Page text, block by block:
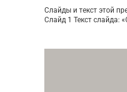
Слайды и текст этой
Слайд 1 Текст слайда: